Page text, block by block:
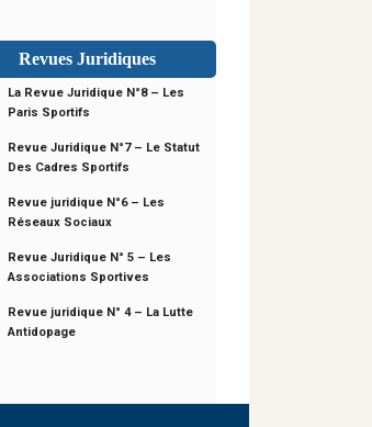
Revues Juridiques
La Revue Juridique N°8 – Les
Paris Sportifs
Revue Juridique N°7 – Le Statut
Des Cadres Sportifs
Revue juridique N°6 – Les
Réseaux Sociaux
Revue Juridique N° 5 – Les
Associations Sportives
Revue juridique N° 4 – La Lutte
Antidopage